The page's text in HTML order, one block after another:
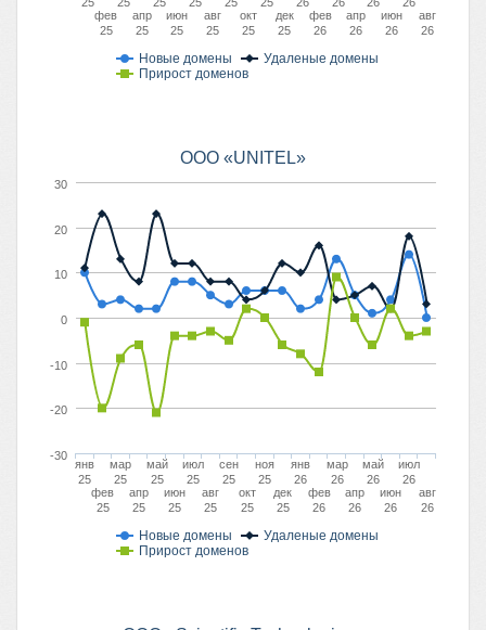
Новые домены
Удаленые домены
Прирост доменов
фев
25
апр
25
июн
25
авг
25
окт
25
дек
25
фев
26
апр
26
июн
26
авг
26
OOO «UNITEL»
Новые домены
Удаленые домены
Прирост доменов
янв
25
фев
25
мар
25
апр
25
май
25
июн
25
июл
25
авг
25
сен
25
окт
25
ноя
25
дек
25
янв
26
фев
26
мар
26
апр
26
май
26
июн
26
июл
26
авг
26
-30
-20
-10
0
10
20
30